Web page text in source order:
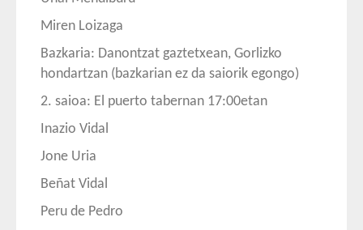
Miren Loizaga
Bazkaria: Danontzat gaztetxean, Gorlizko
hondartzan (bazkarian ez da saiorik egongo)
2. saioa: El puerto tabernan 17:00etan
Inazio Vidal
Jone Uria
Beñat Vidal
Peru de Pedro